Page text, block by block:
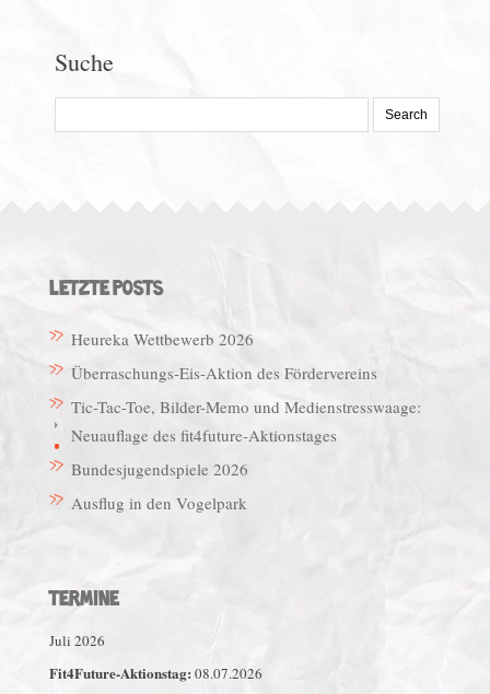
Suche
LETZTE POSTS
Heureka Wettbewerb 2026
Überraschungs-Eis-Aktion des Fördervereins
Tic-Tac-Toe, Bilder-Memo und Medienstresswaage:
Neuauflage des fit4future-Aktionstages
Bundesjugendspiele 2026
Ausflug in den Vogelpark
TERMINE
Juli 2026
Fit4Future-Aktionstag: 08.07.2026